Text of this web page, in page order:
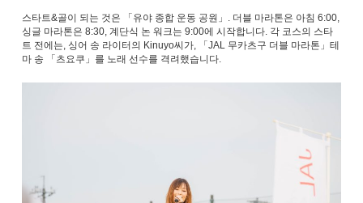
스타트&골이 되는 것은 「유야 종합 운동 공원」. 더블 마라톤은 아침 6:00,
싱글 마라톤은 8:30, 계단식 논 워크는 9:00에 시작합니다. 각 코스의 스타
트 전에는, 싱어 송 라이터의 Kinuyo씨가, 「JAL 무카츠구 더블 마라톤」테
마 송 「츠요쿠」를 노래 선수를 격려했습니다.